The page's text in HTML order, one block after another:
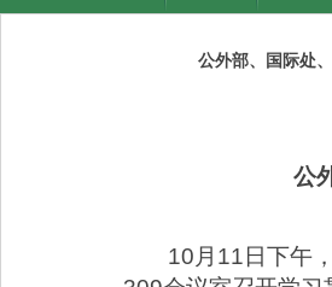
公外部、国际处
公
10 月 11 日下午